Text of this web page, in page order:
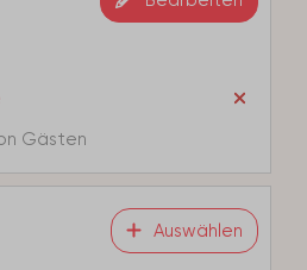
Gästen
Auswählen